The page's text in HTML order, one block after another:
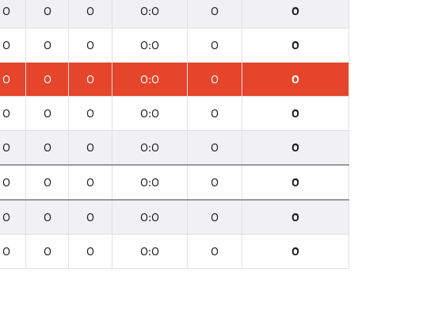
0 0 0 0:0 0 0
0 0 0 0:0 0 0
0 0 0 0:0 0 0
0 0 0 0:0 0 0
0 0 0 0:0 0 0
0 0 0 0:0 0 0
0 0 0 0:0 0 0
0 0 0 0:0 0 0